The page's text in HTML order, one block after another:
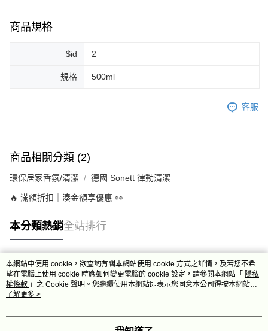
商品規格
$id 2
規格 500ml
客服
商品相關分類 (2)
環保居家香氛/清潔 德國 Sonett 律動清潔
🔥 滿額折扣｜湊金額享優惠 👀
本分類熱銷全站排行
熱門標籤
本網站中使用 cookie，欲查詢有關本網站使用 cookie 方式之詳情，及若您不希
望在電腦上使用 cookie 時應如何變更電腦的 cookie 設定，請參閱本網站「 隱私
權條款 」之 Cookie 聲明。您繼續使用本網站即表示您同意本公司得按本網站使
用條款之 Cookie 聲明使用 cookie。
了解更多 >